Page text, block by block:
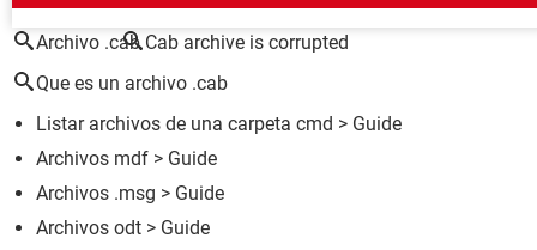
Archivo .cab Cab archive is corrupted
Que es un archivo .cab
Listar archivos de una carpeta cmd > Guide
Archivos mdf > Guide
Archivos .msg > Guide
Archivos odt > Guide